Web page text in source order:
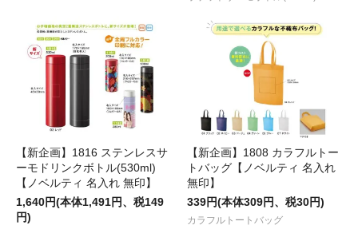
【新企画】1816 ステンレスサ
ーモドリンクボトル(530ml)
【ノベルティ 名入れ 無印】
1,640円(本体1,491円、税149
円)
【新企画】1808 カラフルトー
トバッグ【ノベルティ 名入れ
無印】
339円(本体309円、税30円)
カラフルトートバッグ